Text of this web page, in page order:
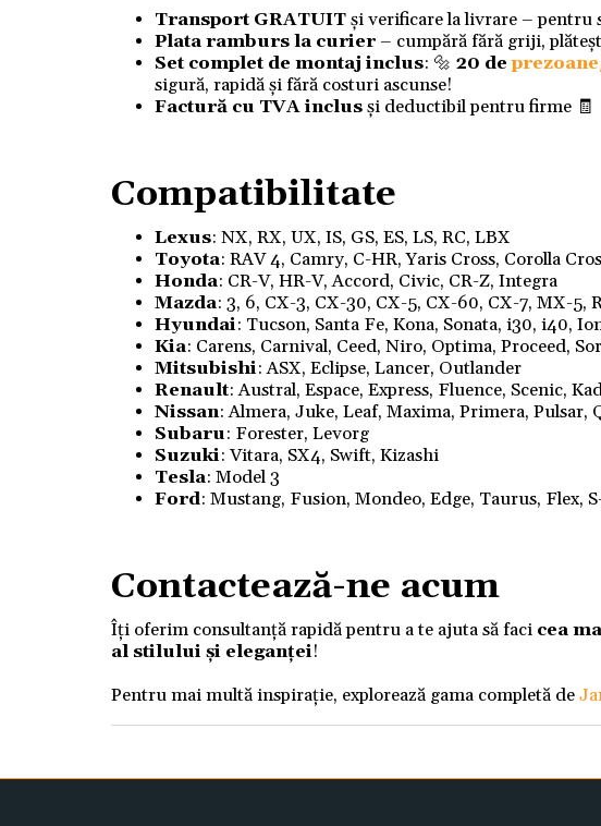
Transport GRATUITși verificare la livrare – pentru
Plata ramburs la curier– cumpără fără griji,
Set complet de montaj inclus: 🔩 20 de
sigură, rapidă și fără costuri ascunse!
Factură cu TVA inclusși deductibil pentru firme 🧾
Compatibilitate
Lexus: NX, RX, UX, IS, GS, ES, LS, RC, LBX
Toyota: RAV 4, Camry, C-HR, Yaris Cross, Corolla
Honda: CR-V, HR-V, Accord, Civic, CR-Z, Integra
Mazda: 3, 6, CX-3, CX-30, CX-5, CX-60, CX-7, MX-5,
Hyundai: Tucson, Santa Fe, Kona, Sonata, i30, i40,
Kia: Carens, Carnival, Ceed, Niro, Optima, Proceed,
Mitsubishi: ASX, Eclipse, Lancer, Outlander
Renault: Austral, Espace, Express, Fluence, Scenic,
Nissan: Almera, Juke, Leaf, Maxima, Primera, Pulsar,
Subaru: Forester, Levorg
Suzuki: Vitara, SX4, Swift, Kizashi
Tesla: Model 3
Ford: Mustang, Fusion, Mondeo, Edge, Taurus, Flex,
Contactează-ne acum
Îți oferim consultanță rapidă pentru a te ajuta să faci cea
al stilului și eleganței!
Pentru mai multă inspirație, explorează gama completă de